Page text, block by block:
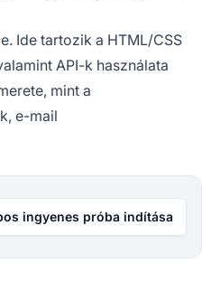
Ide tartozik a HTML/CSS
API-k használata
mint a
e-mail
ingyenes próba indítása